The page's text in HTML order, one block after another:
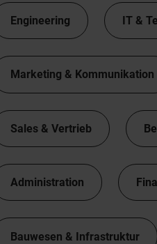
Engineering IT &
Marketing & Kommunikation
Sales & Vertrieb
Administration
Bauwesen & Infrastruktur